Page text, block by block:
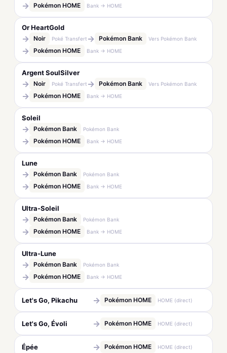
→ Pokémon HOME Bank → HOME
Or HeartGold
→ Noir Poké Transfert → Pokémon Bank Vers Pokémon Bank
→ Pokémon HOME Bank → HOME
Argent SoulSilver
→ Noir Poké Transfert → Pokémon Bank Vers Pokémon Bank
→ Pokémon HOME Bank → HOME
Soleil
→ Pokémon Bank Pokémon Bank
→ Pokémon HOME Bank → HOME
Lune
→ Pokémon Bank Pokémon Bank
→ Pokémon HOME Bank → HOME
Ultra-Soleil
→ Pokémon Bank Pokémon Bank
→ Pokémon HOME Bank → HOME
Ultra-Lune
→ Pokémon Bank Pokémon Bank
→ Pokémon HOME Bank → HOME
Let's Go, Pikachu → Pokémon HOME HOME (direct)
Let's Go, Évoli → Pokémon HOME HOME (direct)
Épée → Pokémon HOME HOME (direct)